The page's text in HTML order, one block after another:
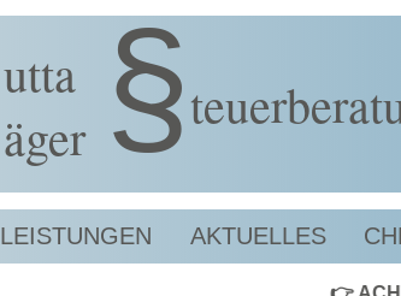
utta
äger §
LEISTUNGEN AKTUELLES